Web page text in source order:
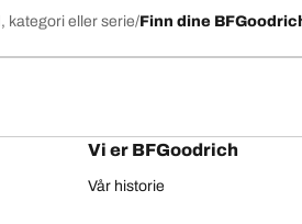
kategori eller serie Finn dine
Vi er BFGoodrich
Vår historie